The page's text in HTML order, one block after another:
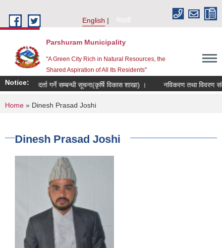
English
नेपाली
Parshuram Municipality
"A Green City Rich in Natural Resources, the
Shared Aspiration of All Its Residents"
Notice:
समूह दर्ता गर्ने सम्बन्धी सूचना(कृर्षि विकास शाखा) । नविकरण तथा विवरण
You are here
Home » Dinesh Prasad Joshi
Dinesh Prasad Joshi